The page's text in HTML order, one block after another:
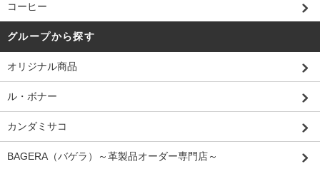
コーヒー
グループから探す
オリジナル商品
ル・ボナー
カンダミサコ
BAGERA（バゲラ）～革製品オーダー専門店～